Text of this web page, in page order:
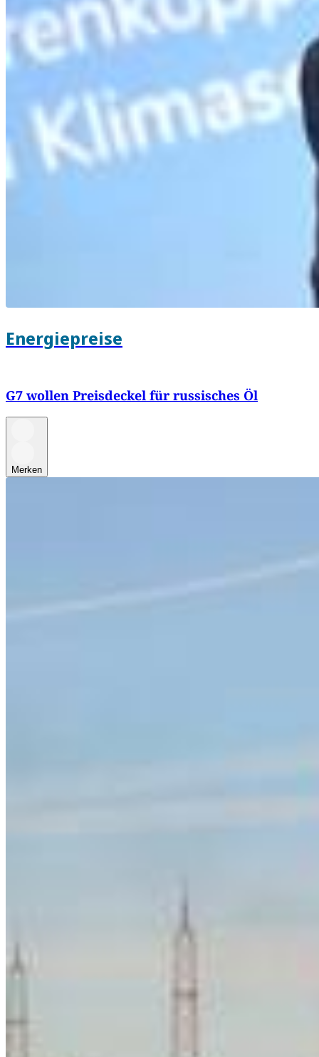
Energiepreise
G7 wollen Preisdeckel für russisches Öl
Merken